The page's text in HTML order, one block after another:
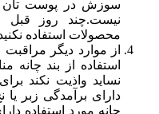
سوزش در پوست تان
نیست.چند روز
محصولات استفاده
از موارد دیگر
استفاده از بند
نساید واذیت نکند
دارای برآمدگی زبر یا
چانه مورد استفاده